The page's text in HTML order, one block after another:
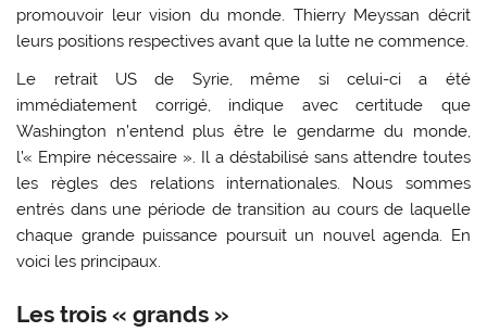
promouvoir leur vision du monde. Thierry Meyssan décrit
leurs positions respectives avant que la lutte ne commence.
Le retrait US de Syrie, même si celui-ci a été
immédiatement corrigé, indique avec certitude que
Washington n’entend plus être le gendarme du monde,
l’« Empire nécessaire ». Il a déstabilisé sans attendre toutes
les règles des relations internationales. Nous sommes
entrés dans une période de transition au cours de laquelle
chaque grande puissance poursuit un nouvel agenda. En
voici les principaux.
Les trois « grands »